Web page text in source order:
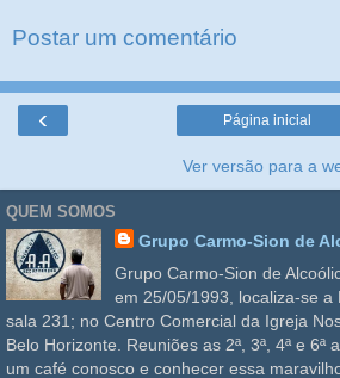
Postar um comentário
‹ Página inicial
Ver versão para a
QUEM SOMOS
Grupo Carmo-Sion de
Grupo Carmo-Sion de
em 25/05/1993, localiza-se a
sala 231; no Centro Comercial da Igreja
Belo Horizonte. Reuniões as 2ª, 3ª, 4ª e 6ª
um café conosco e conhecer essa